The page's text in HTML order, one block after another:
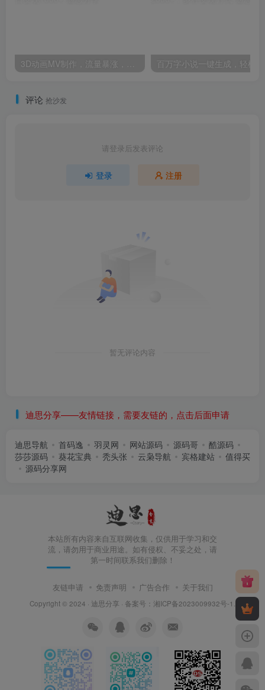
评论 抢沙发
请登录后发表评论
登录 注册
暂无评论内容
迪思分享——友情链接，需要友链的，点击后面申请
迪思导航 首码逸 羽灵网 网站源码 源码哥
酷源码
莎莎源码
葵花宝典 秃头张 云枭导航 宾格建站
值得买
源码分享网
本站所有内容来自互联网收集，仅供用于学习和交
流，请勿用于商业用途。如有侵权、不妥之处，请
第一时间联系我们删除！
友链申请 免责声明 广告合作 关于我们
Copyright © 2024 · 迪思分享 · 备案号： 湘ICP备2023009932号-1